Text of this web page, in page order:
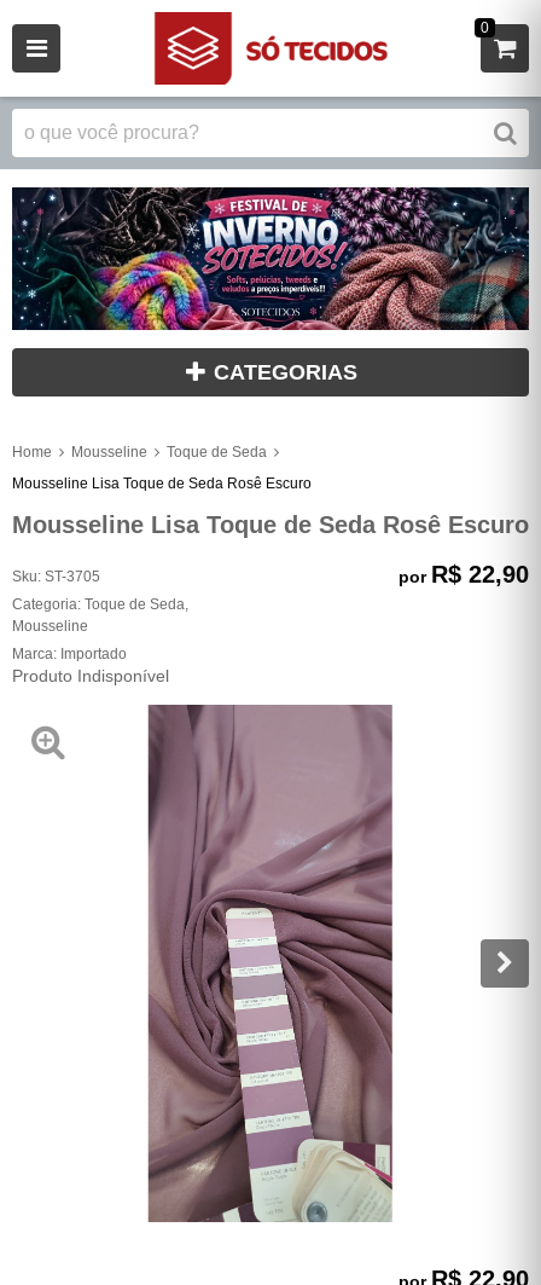
0
CATEGORIAS
Home Mousseline
Toque de Seda
Mousseline Lisa Toque de Seda Rosê Escuro
Mousseline Lisa Toque de Seda Rosê Escuro
Sku: ST-3705
Categoria: Toque de Seda
Mousseline
Marca: Importado
Produto Indisponível
por R$ 22,90
por R$ 22,90